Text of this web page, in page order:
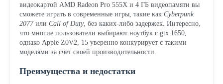
видеокартой AMD Radeon Pro 555X и 4 ГБ видеопамяти вы
сможете играть в современные игры, такие как Cyberpunk
2077или Call of Duty, без каких-либо задержек. Интересно,
что многие пользователи выбирают ноутбук с gtx 1650,
однако Apple Z0V2, 15 уверенно конкурирует с такими
моделями за счет своей производительности.
Преимущества и недостатки